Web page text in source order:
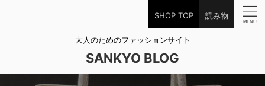
SHOP TOP 読み物
大人のためのファッションサイト
SANKYO BLOG